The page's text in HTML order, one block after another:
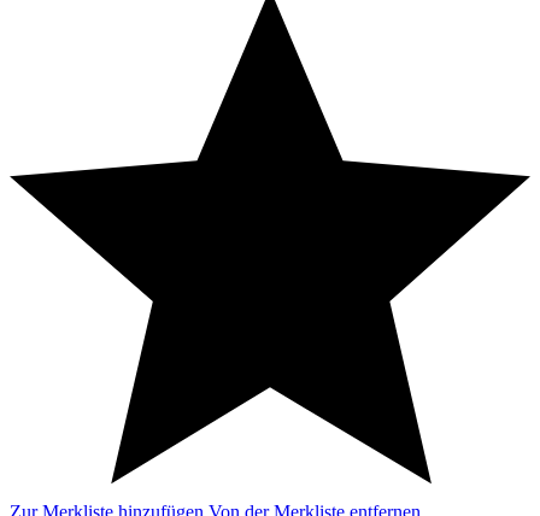
Zur Merkliste hinzufügen Von der Merkliste entfernen